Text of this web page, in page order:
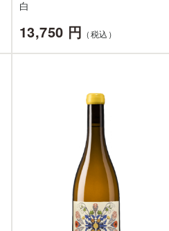
白
13,750 円 （税込）